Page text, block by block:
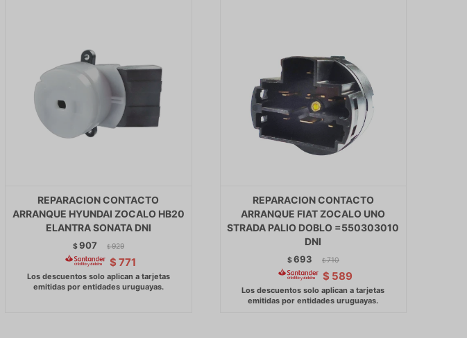
REPARACION CONTACTO
ARRANQUE HYUNDAI ZOCALO HB20
ELANTRA SONATA DNI
$907 $ 929
$ 771
REPARACION CONTACTO
ARRANQUE FIAT ZOCALO UNO
STRADA PALIO DOBLO =550303010
DNI
$693 $ 710
$ 589